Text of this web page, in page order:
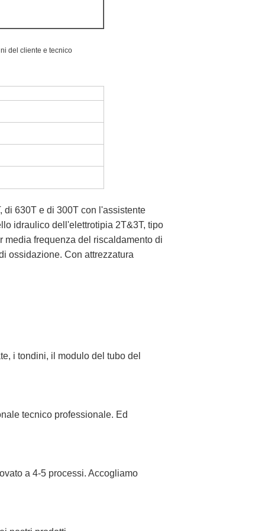
del cliente e tecnico
di 630T e di 300T con l'assistente
idraulico dell'elettrotipia 2T&3T, tipo
media frequenza del riscaldamento di
ossidazione. Con attrezzatura
i tondini, il modulo del tubo del
tecnico professionale. Ed
a 4-5 processi. Accogliamo